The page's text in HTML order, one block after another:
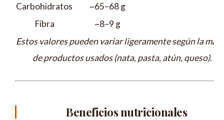
Carbohidratos
~65–68 g
Fibra
~8–9 g
Estos valores pueden variar ligeramente según la
de productos usados (nata, pasta, atún, queso).
Beneficios nutricionales